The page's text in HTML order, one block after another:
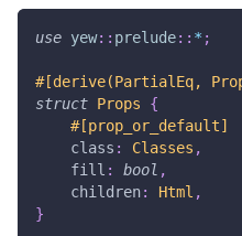
use yew:: prelude:: * ;
#[derive(PartialEq,
struct Props
{
#[prop_or_default]
    class
: Classes ,
    fill
: bool ,
    children
: Html ,
}